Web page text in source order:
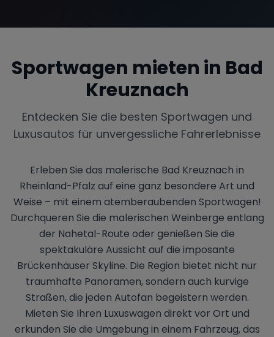
Sportwagen mieten in Bad
Kreuznach
Entdecken Sie die besten Sportwagen und
Luxusautos für unvergessliche Fahrerlebnisse
Erleben Sie das malerische Bad Kreuznach in
Rheinland-Pfalz auf eine ganz besondere Art und
Weise – mit einem atemberaubenden Sportwagen!
Durchqueren Sie die malerischen Weinberge entlang
der Nahetal-Route oder genießen Sie die
spektakuläre Aussicht auf die imposante
Brückenhäuser Skyline. Die Region bietet nicht nur
traumhafte Panoramen, sondern auch kurvige
Straßen, die jeden Autofan begeistern werden.
Mieten Sie Ihren Luxuswagen direkt vor Ort und
erkunden Sie die Umgebung in einem Fahrzeug, das